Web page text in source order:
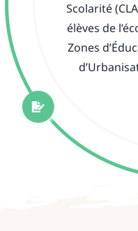
Scolarité
élèves de
Zones